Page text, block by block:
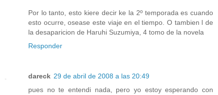
Por lo tanto, esto kiere decir ke la 2º temporada es cuando
esto ocurre, osease este viaje en el tiempo. O tambien l de
la desaparicion de Haruhi Suzumiya, 4 tomo de la novela
Responder
dareck 29 de abril de 2008 a las 20:49
pues no te entendi nada, pero yo estoy esperando con